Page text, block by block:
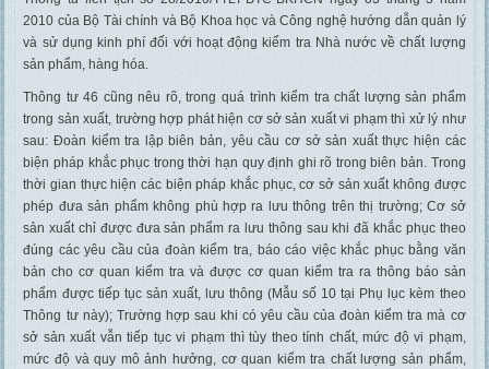
2010 của Bộ Tài chính và Bộ Khoa học và Công nghệ hướng dẫn quản lý
và sử dụng kinh phí đối với hoạt động kiểm tra Nhà nước về chất lượng
sản phẩm, hàng hóa.
Thông tư 46 cũng nêu rõ, trong quá trình kiểm tra chất lượng sản phẩm
trong sản xuất, trường hợp phát hiện cơ sở sản xuất vi phạm thì xử lý như
sau: Đoàn kiểm tra lập biên bản, yêu cầu cơ sở sản xuất thực hiện các
biện pháp khắc phục trong thời hạn quy định ghi rõ trong biên bản. Trong
thời gian thực hiện các biện pháp khắc phục, cơ sở sản xuất không được
phép đưa sản phẩm không phù hợp ra lưu thông trên thị trường; Cơ sở
sản xuất chỉ được đưa sản phẩm ra lưu thông sau khi đã khắc phục theo
đúng các yêu cầu của đoàn kiểm tra, báo cáo việc khắc phục bằng văn
bản cho cơ quan kiểm tra và được cơ quan kiểm tra ra thông báo sản
phẩm được tiếp tục sản xuất, lưu thông (Mẫu số 10 tại Phụ lục kèm theo
Thông tư này); Trường hợp sau khi có yêu cầu của đoàn kiểm tra mà cơ
sở sản xuất vẫn tiếp tục vi phạm thì tùy theo tính chất, mức độ vi phạm,
mức độ và quy mô ảnh hưởng, cơ quan kiểm tra chất lượng sản phẩm,